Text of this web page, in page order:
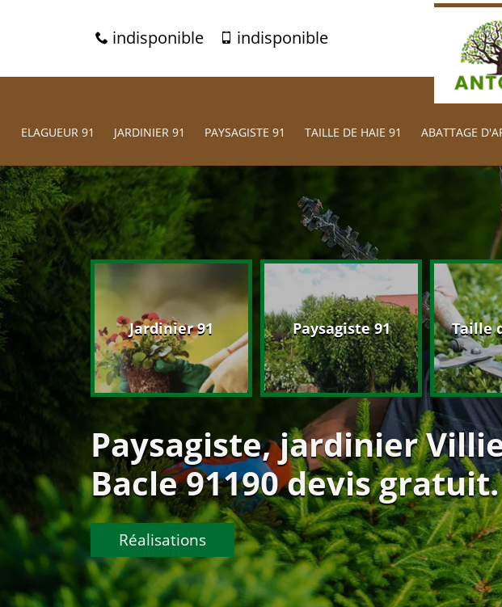
indisponible indisponible
ELAGUEUR 91 JARDINIER 91 PAYSAGISTE 91 TAILLE DE HAIE 91 ABATTAGE
91 Jardinier 91 Paysagiste 91 Taille
Paysagiste, jardinier
Bacle 91190 devis gratuit.
Réalisations